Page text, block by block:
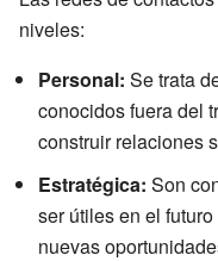
niveles:
Personal: Se trata
conocidos fuera del
construir relaciones
Estratégica: Son
ser útiles en el
nuevas